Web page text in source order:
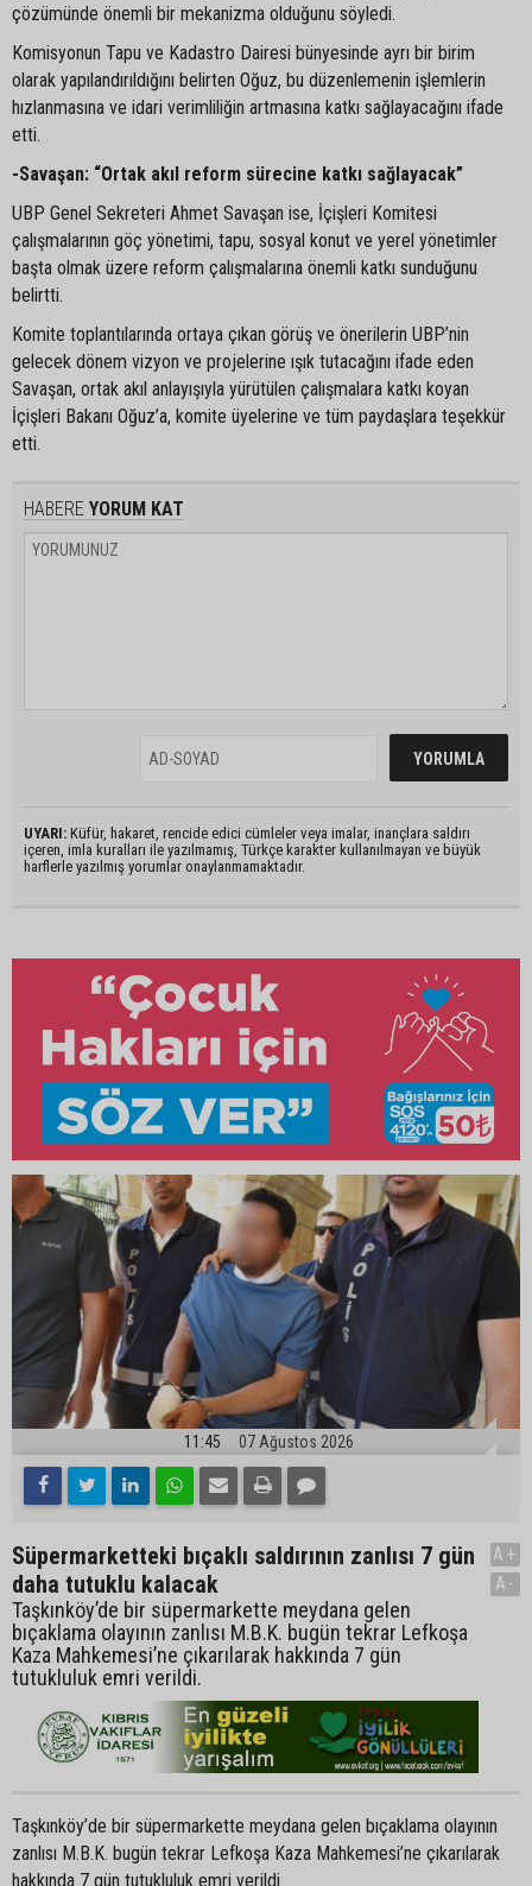
çözümünde önemli bir mekanizma olduğunu söyledi.
Komisyonun Tapu ve Kadastro Dairesi bünyesinde ayrı bir birim
olarak yapılandırıldığını belirten Oğuz, bu düzenlemenin işlemlerin
hızlanmasına ve idari verimliliğin artmasına katkı sağlayacağını ifade
etti.
-Savaşan: “Ortak akıl reform sürecine katkı sağlayacak”
UBP Genel Sekreteri Ahmet Savaşan ise, İçişleri Komitesi
çalışmalarının göç yönetimi, tapu, sosyal konut ve yerel yönetimler
başta olmak üzere reform çalışmalarına önemli katkı sunduğunu
belirtti.
Komite toplantılarında ortaya çıkan görüş ve önerilerin UBP’nin
gelecek dönem vizyon ve projelerine ışık tutacağını ifade eden
Savaşan, ortak akıl anlayışıyla yürütülen çalışmalara katkı koyan
İçişleri Bakanı Oğuz’a, komite üyelerine ve tüm paydaşlara teşekkür
etti.
HABERE YORUM KAT
UYARI: Küfür, hakaret, rencide edici cümleler veya imalar, inançlara saldırı
içeren, imla kuralları ile yazılmamış, Türkçe karakter kullanılmayan ve büyük
harflerle yazılmış yorumlar onaylanmamaktadır.
11:45 07 Ağustos 2026
Süpermarketteki bıçaklı saldırının zanlısı 7 gün
daha tutuklu kalacak
Taşkınköy’de bir süpermarkette meydana gelen
bıçaklama olayının zanlısı M.B.K. bugün tekrar Lefkoşa
Kaza Mahkemesi’ne çıkarılarak hakkında 7 gün
tutukluluk emri verildi.
A+
A-
Taşkınköy’de bir süpermarkette meydana gelen bıçaklama olayının
zanlısı M.B.K. bugün tekrar Lefkoşa Kaza Mahkemesi’ne çıkarılarak
hakkında 7 gün tutukluluk emri verildi.